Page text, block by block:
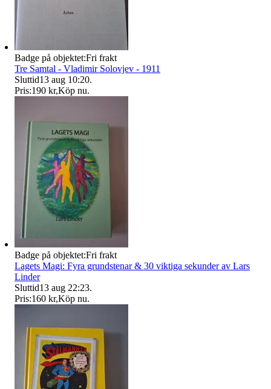
Badge på objektet:Fri frakt
Tre Samtal - Vladimir Solovjev - 1911
Sluttid13 aug 10:20.
Pris:190 kr,Köp nu.
Badge på objektet:Fri frakt
Lagets Magi: Fyra grundstenar & 30 viktiga sekunder av Lars
Linder
Sluttid13 aug 22:23.
Pris:160 kr,Köp nu.